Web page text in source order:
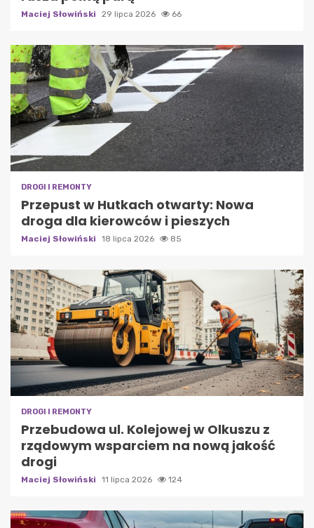
Maciej Słowiński 29 lipca 2026 66
DROGI I REMONTY
Przepust w Hutkach otwarty: Nowa
droga dla kierowców i pieszych
Maciej Słowiński 18 lipca 2026 85
DROGI I REMONTY
Przebudowa ul. Kolejowej w Olkuszu z
rządowym wsparciem na nową jakość
drogi
Maciej Słowiński 11 lipca 2026 124